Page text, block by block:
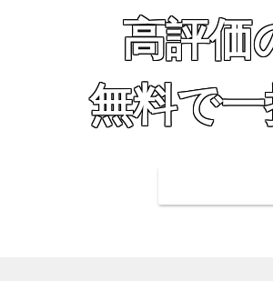
高評価
無料で